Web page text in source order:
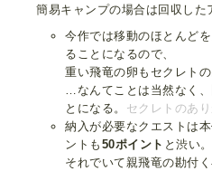
簡易キャンプの場合は回収した
今作では移動のほとんど
ることになるので、
重い飛竜の卵もセクレト
…なんてことは当然なく
とになる。 セクレトのあ
納入が必要なクエストは
ントも 50ポイント と渋い。
それでいて親飛竜の勘付